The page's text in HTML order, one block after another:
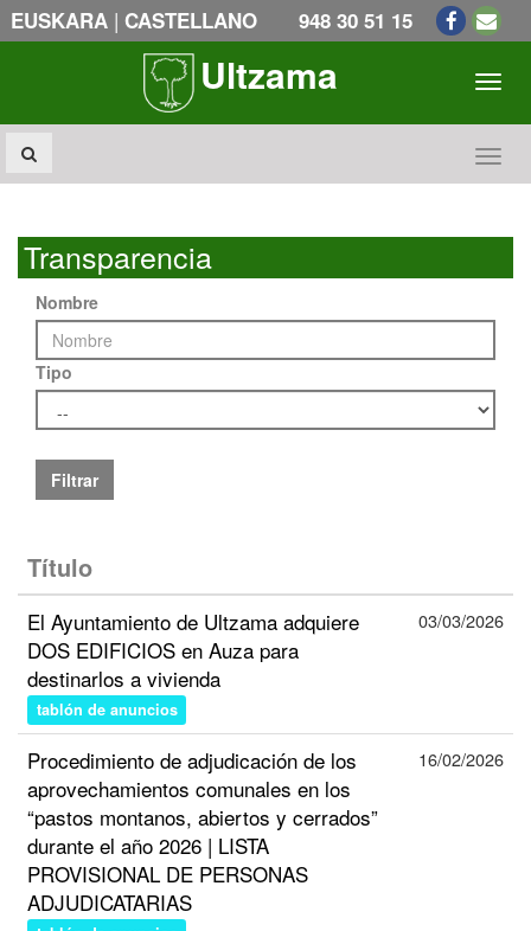
EUSKARA | CASTELLANO 948 30 51 15
Ultzama
Transparencia
Nombre
Tipo
Filtrar
Título
El Ayuntamiento de Ultzama adquiere
DOS EDIFICIOS en Auza para
destinarlos a vivienda
tablón de anuncios
03/03/2026
Procedimiento de adjudicación de los
aprovechamientos comunales en los
“pastos montanos, abiertos y cerrados”
durante el año 2026 | LISTA
PROVISIONAL DE PERSONAS
ADJUDICATARIAS
16/02/2026